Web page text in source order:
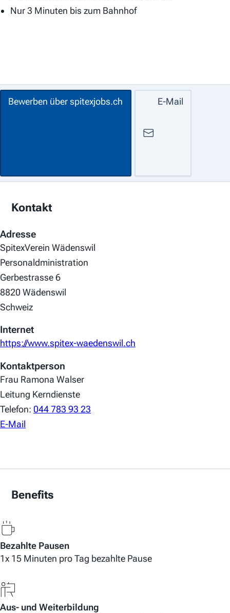
Nur 3 Minuten bis zum Bahnhof
Bewerben über spitexjobs.ch E-Mail
Kontakt
Adresse
SpitexVerein Wädenswil
Personaldministration
Gerbestrasse 6
8820 Wädenswil
Schweiz
Internet
https://www.spitex-waedenswil.ch
Kontaktperson
Frau Ramona Walser
Leitung Kerndienste
Telefon: 044 783 93 23
E-Mail
Benefits
Bezahlte Pausen
1x 15 Minuten pro Tag bezahlte Pause
Aus- und Weiterbildung